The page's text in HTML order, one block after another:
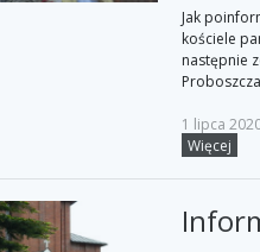
Jak
kościele
następnie
1 lipca
Więcej